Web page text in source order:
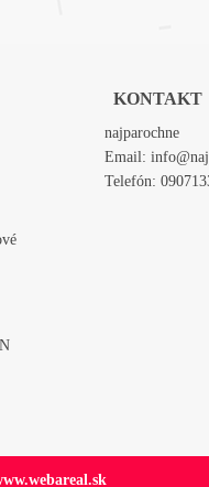
KONTAKT
najparochne
Email:
Telefón: